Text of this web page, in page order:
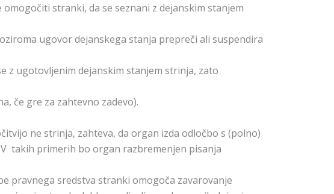
stranki, da se seznani z dejanskim stanjem
ugovor dejanskega stanja prepreči ali suspendira
z ugotovljenim dejanskim stanjem strinja, zato
če gre za zahtevno zadevo).
ne strinja, zahteva, da organ izda odločbo s (polno)
takih primerih bo organ razbremenjen pisanja
pravnega sredstva stranki omogoča zavarovanje